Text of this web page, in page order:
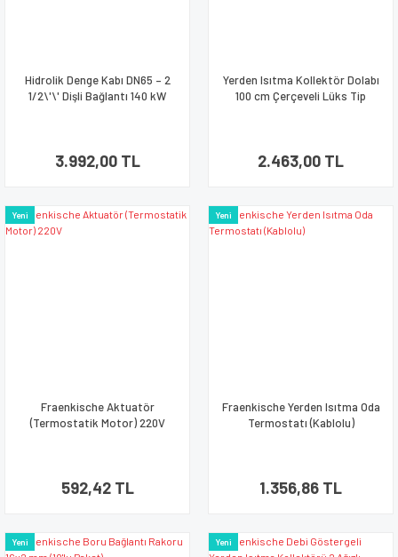
Hidrolik Denge Kabı DN65 – 2
1/2\'\' Dişli Bağlantı 140 kW
3.992,00 TL
Yerden Isıtma Kollektör Dolabı
100 cm Çerçeveli Lüks Tip
2.463,00 TL
Yeni
Fraenkische Aktuatör
(Termostatik Motor) 220V
592,42 TL
Yeni
Fraenkische Yerden Isıtma Oda
Termostatı (Kablolu)
1.356,86 TL
Yeni Yeni